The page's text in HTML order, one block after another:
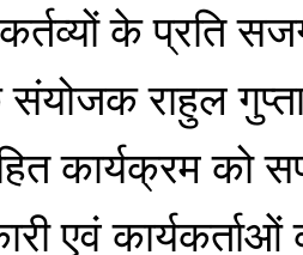
के प्रति
राहुल
कार्यक्रम को
एवं